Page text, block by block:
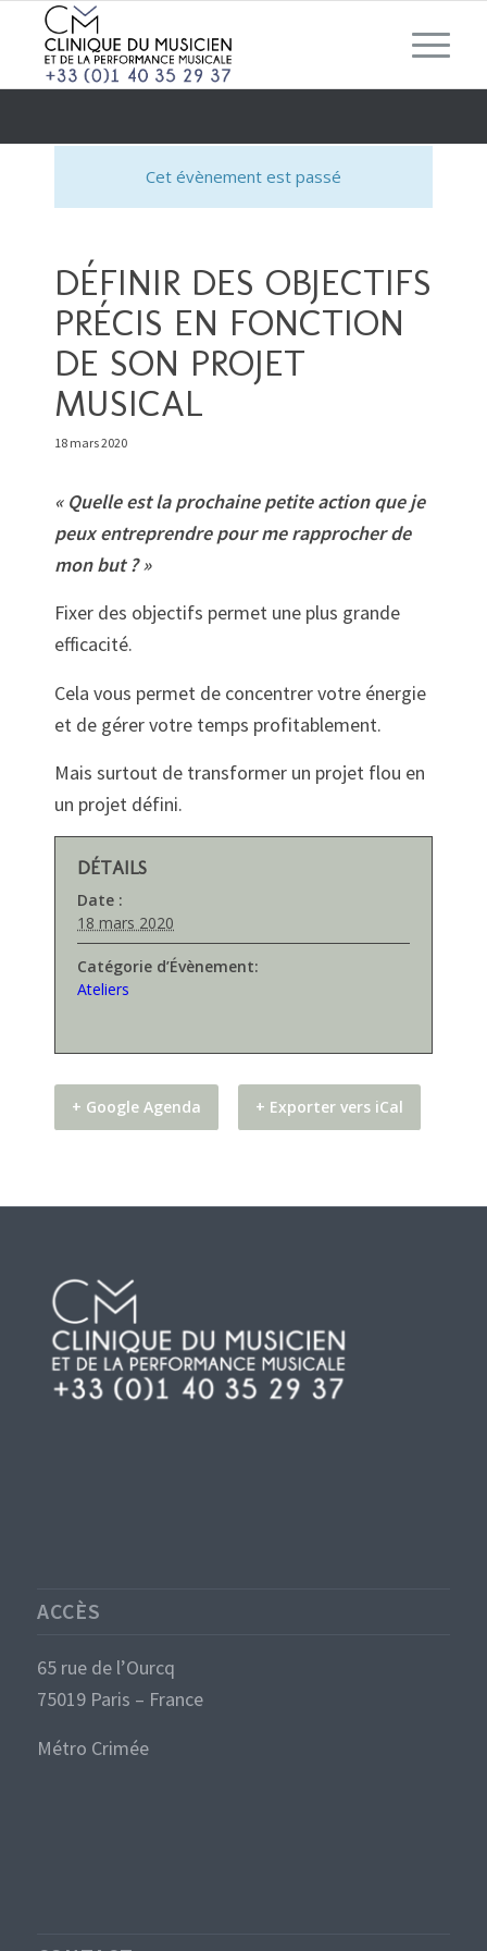
Cet évènement est passé
DÉFINIR DES OBJECTIFS
PRÉCIS EN FONCTION
DE SON PROJET
MUSICAL
18 mars 2020
« Quelle est la prochaine petite action que je
peux entreprendre pour me rapprocher de
mon but ? »
Fixer des objectifs permet une plus grande
efficacité.
Cela vous permet de concentrer votre énergie
et de gérer votre temps profitablement.
Mais surtout de transformer un projet flou en
un projet défini.
DÉTAILS
Date :
18 mars 2020
Catégorie d’Évènement:
Ateliers
+ Google Agenda + Exporter vers iCal
ACCÈS
65 rue de l’Ourcq
75019 Paris – France
Métro Crimée